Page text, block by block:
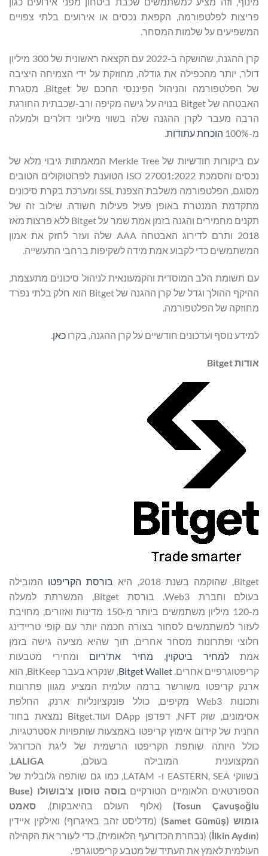
פריצות לפלטפורמה, הקפאת נכסים או אירועים בלתי צפויים
המשפיעים על שלמות המסחר.
קרן ההגנה, שהושקה ב-2022 עם הקצאה ראשונית של 300 מיליון
דולר, יותר מהכפילה את גודלה, מחוזקת על ידי הצמיחה היציבה
של הפלטפורמה והניהול הפיננסי החכם של Bitget. מסגרת
האבטחה של Bitget בנויה על גישה מקיפה ורב-שכבתית החורגת
הרבה מעבר לקרן ההגנה שלה בשווי מיליוני דולרים ולמעלה
מ-100%
הוכחת עתודות.
עם ביקורות חודשיות של Merkle Tree המאמתות גיבוי מלא של
נכסים והסמכת ISO 27001:2022 הטוענת לפרוטוקולים הטובים
מסוגם, הפלטפורמה משלבת הצפנת SSL ומערכת בקרת סיכונים
מתקדמת המנטרת באופן פעיל פעילות חשודה. שילוב זה של
תקנים מחמירים והגנה בזמן אמת שמר על Bitget ללא פרצות מאז
2018 ותרם לדירוג האבטחה AAA שלה ועזר לחזק את אמון
המשתמשים כדי לקבוע אמת מידה לשקיפות ברחבי התעשייה.
עם תשומת הלב המוסדית והקמעונאית לניהול סיכונים מתעצמת,
ההיקף ההולך וגדל של קרן ההגנה של Bitget הוא חלק בלתי נפרד
מחוזקה של הפלטפורמה.
למידע נוסף ועדכונים חודשיים על קרן ההגנה, בקרו כאן.
אודותBitget
Bitget, שהוקמה בשנת 2018, היא בורסת הקריפטו המובילה
בעולם וחברת Web3. בורסת Bitget, המשרתת למעלה
מ-120 מיליון משתמשים ביותר מ-150 מדינות ואזורים, מחויבת
לעזור למשתמשים לסחור בצורה חכמה יותר עם קופי טריידינג
חלוצי ופתרונות מסחר אחרים, תוך שהיא מציעה גישה בזמן
אמתלמחיר ביטקוין, מחיר את'ריום ומחירי מטבעות
קריפטוגרפיים אחרים.Bitget Wallet
, שנקרא בעבר BitKeep, הוא
ארנק קריפטו משורשר ברמה עולמית המציע מגוון פתרונות
ותכונות Web3 מקיפים, כולל פונקציונליות ארנק, החלפת
אסימונים, שוק NFT, דפדפן DApp ועוד.Bitget נמצאת בחוד
החנית של קידום אימוץ קריפטו באמצעות שותפויות אסטרטגיות,
כולל היותה שותפת הקריפטו הרשמית של ליגת הכדורגל
המקצוענית המובילה בעולם, LALIGA
,
בשווקי EASTERN, SEA ו- LATAM, כמו גם שותפה גלובלית של
הספורטאים הלאומיים הטורקייםבוסה טוסון צ'בושולו (Buse
Tosun Çavuşoğlu
) (אלוף העולם בהיאבקות), סאמט
גומוש ( Samet Gümüş
) (מדליסט זהב באיגרוף) ואילקין איידין
(
İlkin Aydın ) (נבחרת הכדורעף הלאומית), כדי לעורר את הקהילה
העולמית לאמץ את העתיד של מטבע קריפטוגרפי.